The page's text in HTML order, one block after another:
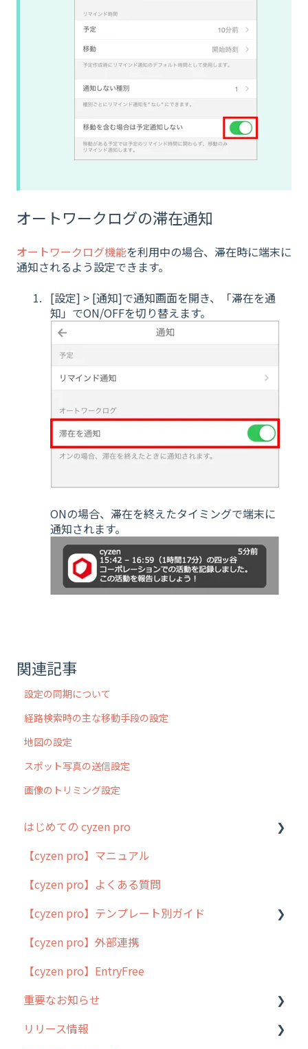
オートワークログの滞在通知
オートワークログ機能を利用中の場合、滞在時に端末に
通知されるよう設定できます。
[設定] > [通知]で通知画面を開き、「滞在を通
知」でON/OFFを切り替えます。
ONの場合、滞在を終えたタイミングで端末に
通知されます。
関連記事
設定の同期について
経路検索時の主な移動手段の設定
地図の設定
スポット写真の送信設定
画像のトリミング設定
はじめての cyzen pro
cyzen pro とは？
簡易マニュアル
cyzen proの位置情報取得について
用語集
よくある質問
【cyzen pro】マニュアル
【cyzen pro】よくある質問
【cyzen pro】テンプレート別ガイド
ポスティング
ラウンダー
メンテナンス
外廻り営業
【cyzen pro】外部連携
【cyzen pro】EntryFree
重要なお知らせ
過去の重要なお知らせ
リリース情報